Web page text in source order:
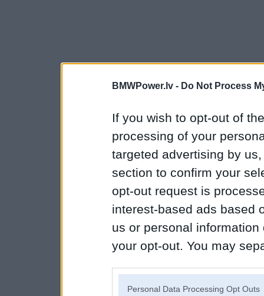
BMWPower.lv - Do Not Process
If you wish to opt-out of
processing of your
targeted advertising by
section to confirm your
opt-out request is
interest-based ads based
us or personal
your opt-out. You may
Personal Data Processing Opt Outs